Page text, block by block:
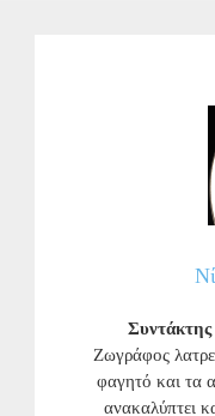
Ζωγράφος
φαγητό και τα
ανακαλύπτει